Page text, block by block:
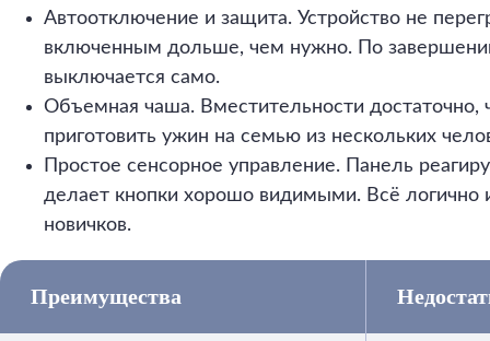
Автоотключение и защита. Устройство не
включенным дольше, чем нужно. По
выключается само.
Объемная чаша. Вместительности достаточно,
приготовить ужин на семью из нескольких
Простое сенсорное управление. Панель
делает кнопки хорошо видимыми. Всё логично
новичков.
Преимущества